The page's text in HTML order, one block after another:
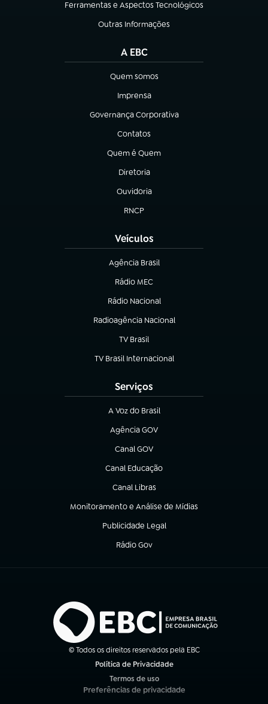
Ferramentas e Aspectos Tecnológicos
(abre em nova aba)
Outras Informações
(abre em nova aba)
A EBC
Quem somos
(abre em nova aba)
Imprensa
(abre em nova aba)
Governança Corporativa
(abre em nova aba)
Contatos
(abre em nova aba)
Quem é Quem
(abre em nova aba)
Diretoria
(abre em nova aba)
Ouvidoria
(abre em nova aba)
RNCP
(abre em nova aba)
Veículos
Agência Brasil
(abre em nova aba)
Rádio MEC
(abre em nova aba)
Rádio Nacional
Radioagência Nacional
(abre em nova aba)
TV Brasil
(abre em nova aba)
TV Brasil Internacional
(abre em nova aba)
Serviços
A Voz do Brasil
(abre em nova aba)
Agência GOV
(abre em nova aba)
Canal GOV
(abre em nova aba)
Canal Educação
(abre em nova aba)
Canal Libras
(abre em nova aba)
Monitoramento e Análise de Mídias
(abre em nova aba)
Publicidade Legal
(abre em nova aba)
Rádio Gov
(abre em nova aba)
© Todos os direitos reservados pela EBC
Política de Privacidade
Termos de uso
(abre em nova aba)
Preferências de privacidade